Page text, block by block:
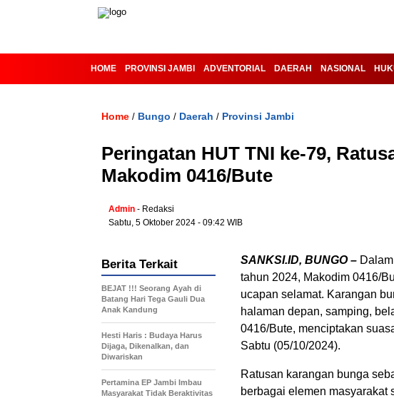
HOME PROVINSI JAMBI ADVENTORIAL DAERAH NASIONAL
Home / Bungo / Daerah / Provinsi Jambi
Peringatan HUT TNI ke-79,
Makodim 0416/Bute
Admin - Redaksi
Sabtu, 5 Oktober 2024 - 09:42 WIB
SANKSI.ID, BUNGO –
tahun 2024, Makodim 0416/
ucapan selamat. Karangan
halaman depan, samping,
0416/Bute, menciptakan
Sabtu (05/10/2024).
Ratusan karangan bunga
berbagai elemen masyarakat
Berita Terkait
BEJAT !!! Seorang Ayah di
Batang Hari Tega Gauli Dua
Anak Kandung
Hesti Haris : Budaya Harus
Dijaga, Dikenalkan, dan
Diwariskan
Pertamina EP Jambi Imbau
Masyarakat Tidak Beraktivitas